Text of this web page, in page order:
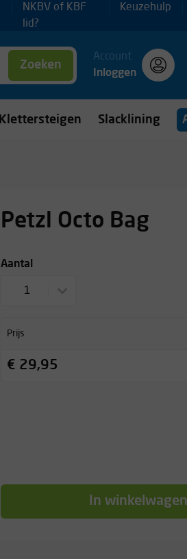
NKBV of KBF
lid?
Keuzehulp
Zoeken
Account
Inloggen
Klettersteigen Slacklining
Petzl Octo Bag
Aantal
1
Prijs
€ 29,95
In winkelwagen